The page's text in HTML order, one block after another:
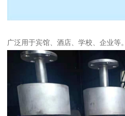
广泛用于宾馆、酒店、学校、企业等。